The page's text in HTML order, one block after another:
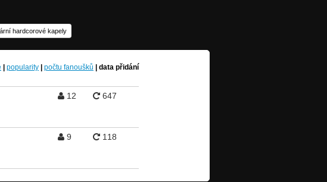
hardcorové kapely
popularity počtu fanoušků data přidání
12 647
9 118